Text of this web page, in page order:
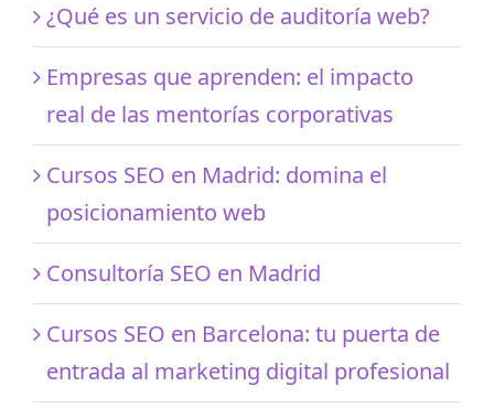
¿Qué es un servicio de auditoría web?
Empresas que aprenden: el impacto
real de las mentorías corporativas
Cursos SEO en Madrid: domina el
posicionamiento web
Consultoría SEO en Madrid
Cursos SEO en Barcelona: tu puerta de
entrada al marketing digital profesional